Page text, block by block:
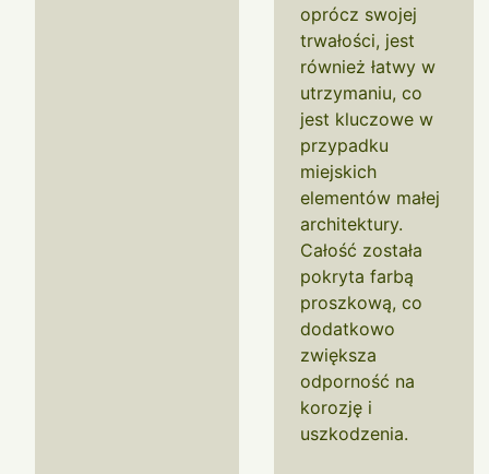
oprócz swojej
trwałości, jest
również łatwy w
utrzymaniu, co
jest kluczowe w
przypadku
miejskich
elementów małej
architektury.
Całość została
pokryta farbą
proszkową, co
dodatkowo
zwiększa
odporność na
korozję i
uszkodzenia.